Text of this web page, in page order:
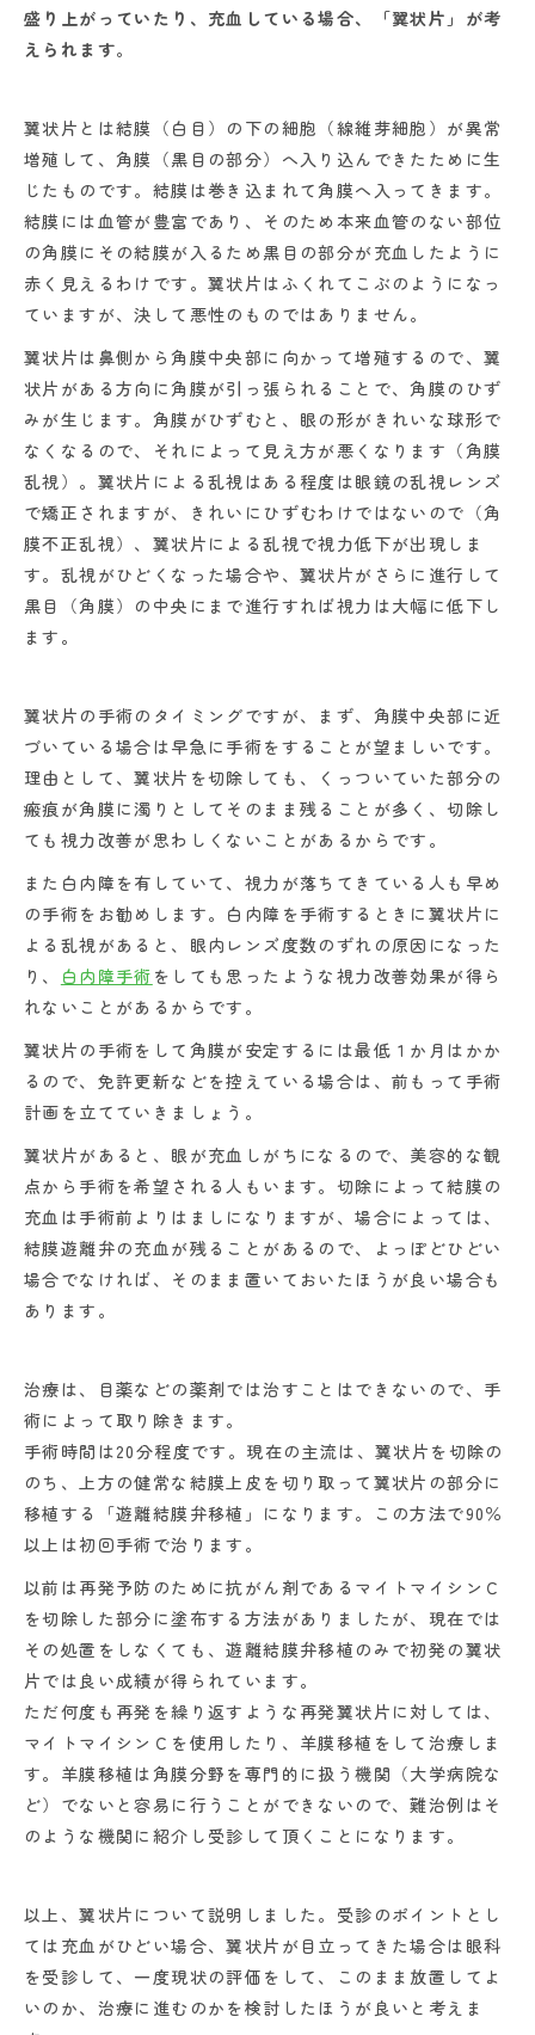
盛り上がっていたり、充血している場合、「翼状片」が考
えられます。
翼状片とは結膜（白目）の下の細胞（線維芽細胞）が異常
増殖して、角膜（黒目の部分）へ入り込んできたために生
じたものです。結膜は巻き込まれて角膜へ入ってきます。
結膜には血管が豊富であり、そのため本来血管のない部位
の角膜にその結膜が入るため黒目の部分が充血したように
赤く見えるわけです。翼状片はふくれてこぶのようになっ
ていますが、決して悪性のものではありません。
翼状片は鼻側から角膜中央部に向かって増殖するので、翼
状片がある方向に角膜が引っ張られることで、角膜のひず
みが生じます。角膜がひずむと、眼の形がきれいな球形で
なくなるので、それによって見え方が悪くなります（角膜
乱視）。翼状片による乱視はある程度は眼鏡の乱視レンズ
で矯正されますが、きれいにひずむわけではないので（角
膜不正乱視）、翼状片による乱視で視力低下が出現しま
す。乱視がひどくなった場合や、翼状片がさらに進行して
黒目（角膜）の中央にまで進行すれば視力は大幅に低下し
ます。
翼状片の手術のタイミングですが、まず、角膜中央部に近
づいている場合は早急に手術をすることが望ましいです。
理由として、翼状片を切除しても、くっついていた部分の
瘢痕が角膜に濁りとしてそのまま残ることが多く、切除し
ても視力改善が思わしくないことがあるからです。
また白内障を有していて、視力が落ちてきている人も早め
の手術をお勧めします。白内障を手術するときに翼状片に
よる乱視があると、眼内レンズ度数のずれの原因になった
り、
白内障手術 をしても思ったような視力改善効果が得ら
れないことがあるからです。
翼状片の手術をして角膜が安定するには最低１か月はかか
るので、免許更新などを控えている場合は、前もって手術
計画を立てていきましょう。
翼状片があると、眼が充血しがちになるので、美容的な観
点から手術を希望される人もいます。切除によって結膜の
充血は手術前よりはましになりますが、場合によっては、
結膜遊離弁の充血が残ることがあるので、よっぽどひどい
場合でなければ、そのまま置いておいたほうが良い場合も
あります。
治療は、目薬などの薬剤では治すことはできないので、手
術によって取り除きます。
手術時間は20分程度です。現在の主流は、翼状片を切除の
のち、上方の健常な結膜上皮を切り取って翼状片の部分に
移植する「遊離結膜弁移植」になります。この方法で90％
以上は初回手術で治ります。
以前は再発予防のために抗がん剤であるマイトマイシンＣ
を切除した部分に塗布する方法がありましたが、現在では
その処置をしなくても、遊離結膜弁移植のみで初発の翼状
片では良い成績が得られています。
ただ何度も再発を繰り返すような再発翼状片に対しては、
マイトマイシンＣを使用したり、羊膜移植をして治療しま
す。羊膜移植は角膜分野を専門的に扱う機関（大学病院な
ど）でないと容易に行うことができないので、難治例はそ
のような機関に紹介し受診して頂くことになります。
以上、翼状片について説明しました。受診のポイントとし
ては充血がひどい場合、翼状片が目立ってきた場合は眼科
を受診して、一度現状の評価をして、このまま放置してよ
いのか、治療に進むのかを検討したほうが良いと考えま